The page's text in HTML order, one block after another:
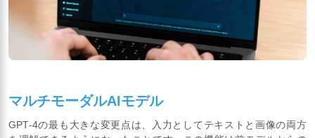
マルチモーダルAIモデル
GPT-4の最も大きな変更点は、入力としてテキストと画像の両方